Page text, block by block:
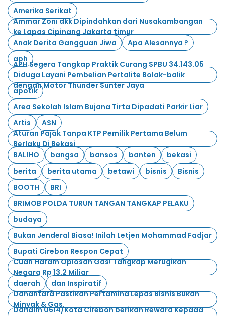
Amerika Serikat
Ammar Zoni dkk Dipindahkan dari Nusakambangan
ke Lapas Cipinang Jakarta timur
Anak Derita Gangguan Jiwa
Apa Alesannya ?
aph
APH Segera Tangkap Praktik Curang SPBU 34.143.05
Diduga Layani Pembelian Pertalite Bolak-balik
dengan Motor Thunder Sunter Jaya
apotik
Area Sekolah Islam Bujana Tirta Dipadati Parkir Liar
Artis
ASN
Aturan Pajak Tanpa KTP Pemilik Pertama Belum
Berlaku Di Bekasi
BALIHO
bangsa bansos banten
bekasi
berita
berita utama betawi bisnis
Bisnis
BOOTH
BRI
BRIMOB POLDA TURUN TANGAN TANGKAP PELAKU
budaya
Bukan Jenderal Biasa! Inilah Letjen Mohammad Fadjar
Bupati Cirebon Respon Cepat
Cuan Haram Oplosan Gas! Tangkap Merugikan
Negara Rp 13.2 Miliar
daerah
dan Inspiratif
Danantara Pastikan Pertamina Lepas Bisnis Bukan
Minyak & Gas
Dandim 0614/Kota Cirebon berikan Reward Kepada